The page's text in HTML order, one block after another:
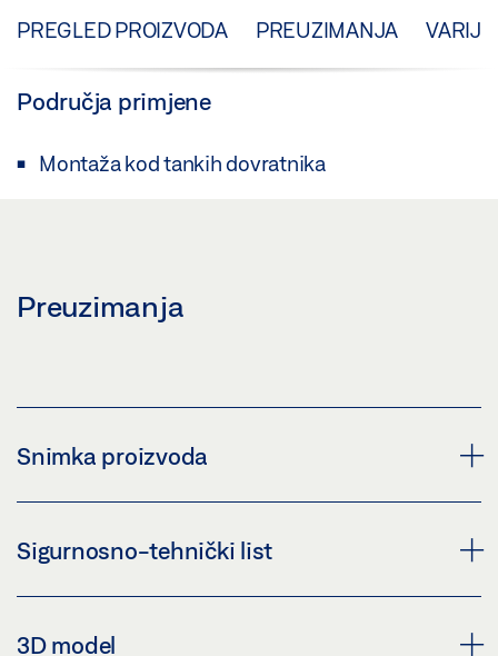
PREGLED PROIZVODA PREUZIMANJA
Područja primjene
Montaža kod tankih dovratnika
Preuzimanja
Snimka proizvoda
PLOČA ZA MONTAŽU KLIZNA VODILICA BG
Sigurnosno-tehnički list
PLOČA ZA MONTAŽU KLIZNE VODILICE BG *
3D model